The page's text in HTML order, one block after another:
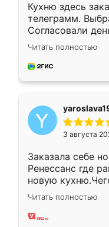
Кухню здесь
телеграмм.
Согласовали
недели кухня
довольны
мебель за
Читать полностью
3 августа
Заказала себе
Ренессанс где
новую
вполне
два года,
Читать полностью